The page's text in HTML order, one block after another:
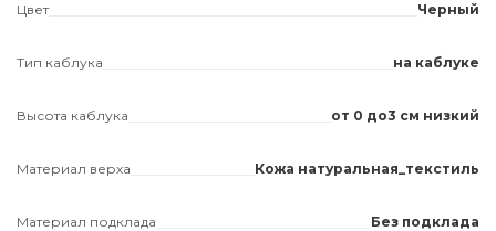
Цвет Черный
Тип каблука на каблуке
Высота каблука от 0 до3 см низкий
Материал верха Кожа натуральная_текстиль
Материал подклада Без подклада